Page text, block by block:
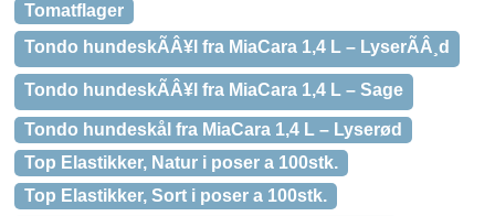
Tomatflager
Tondo hundeskÃÂ¥l fra MiaCara 1,4 L – LyserÃÂ¸d
Tondo hundeskÃÂ¥l fra MiaCara 1,4 L – Sage
Tondo hundeskål fra MiaCara 1,4 L – Lyserød
Top Elastikker, Natur i poser a 100stk.
Top Elastikker, Sort i poser a 100stk.